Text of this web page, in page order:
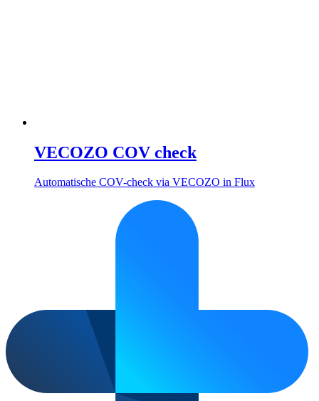
VECOZO COV check
Automatische COV-check via VECOZO in Flux